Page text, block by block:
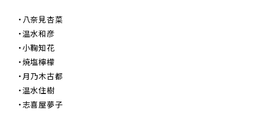
・八奈見杏菜
・温水和彦
・小鞠知花
・焼塩檸檬
・月乃木古都
・温水住樹
・志喜屋夢子